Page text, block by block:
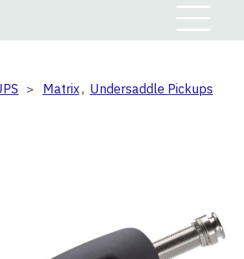
＞ Matrix, Undersaddle Pickups